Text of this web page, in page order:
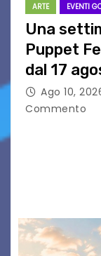
ARTE EVENTI
Una
Puppet
dal 17
Ago 10,
Commento